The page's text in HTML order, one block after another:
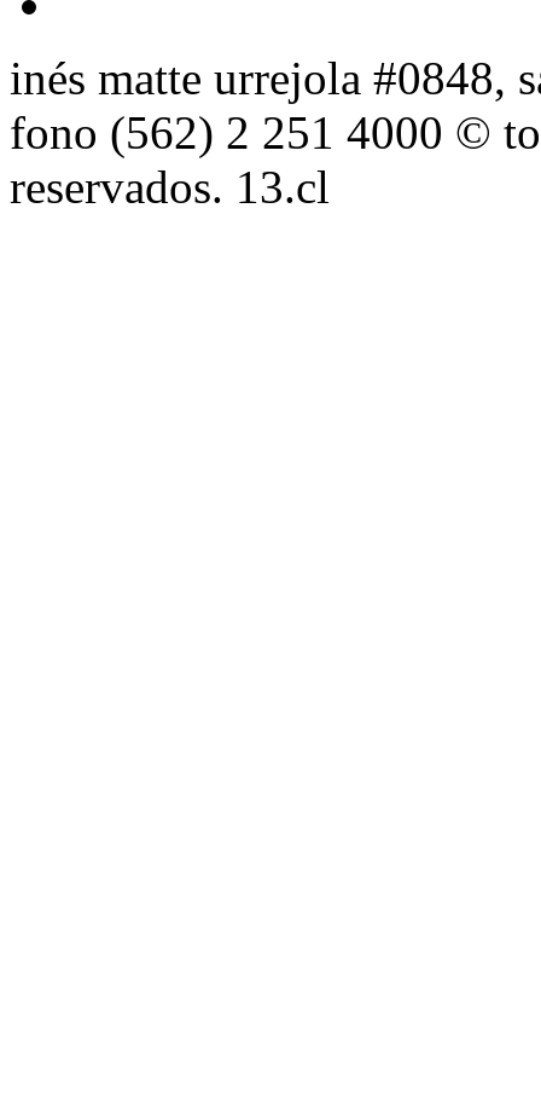
inés matte urrejola #0848,
fono (562) 2 251 4000 ©
reservados. 13.cl